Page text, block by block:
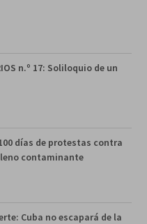
n.º 17: Soliloquio de un
días de protestas contra
contaminante
Cuba no escapará de la